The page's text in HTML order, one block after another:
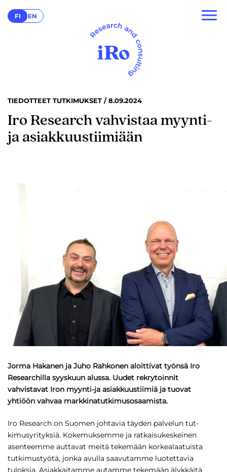
FI EN
TIEDOTTEET TUTKIMUKSET / 8.09.2024
Iro Research vahvistaa myynti-
ja asiakkuustiimiään
Jorma Hakanen ja Juho Rahkonen aloittivat työnsä Iro
Researchilla syyskuun alussa. Uudet rekrytoinnit
vahvistavat Iron myynti-ja asiakkuustiimiä ja tuovat
yhtiöön vahvaa markkinatutkimusosaamista.
Iro Research on Suomen johtavia täyden palvelun tut­
kimusyrityksiä. Kokemuksemme ja ratkaisukeskeinen
asenteemme auttavat meitä tekemään korkealaatuis­ta
tutkimustyötä, jonka avulla saavutamme luotet­tavia
tuloksia. Asiakkaitamme autamme tekemään älykkäitä